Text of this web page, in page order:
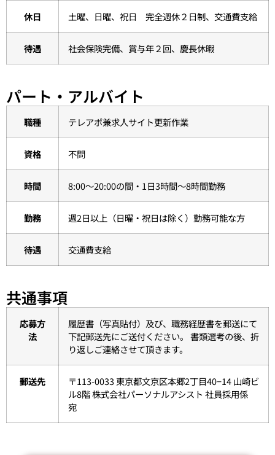
休日 土曜、日曜、祝日 完全週休２日制、交通費支給
待遇 社会保険完備、賞与年２回、慶長休暇
パート・アルバイト
職種 テレアポ兼求人サイト更新作業
資格 不問
時間 8:00〜20:00の間・1日3時間〜8時間勤務
勤務 週2日以上（日曜・祝日は除く）勤務可能な方
待遇 交通費支給
共通事項
応募方
法
履歴書（写真貼付）及び、職務経歴書を郵送にて
下記郵送先にご送付ください。 書類選考の後、折
り返しご連絡させて頂きます。
郵送先
〒113-0033 東京都文京区本郷2丁目40−14 山崎ビ
ル8階 株式会社パーソナルアシスト 社員採用係
宛